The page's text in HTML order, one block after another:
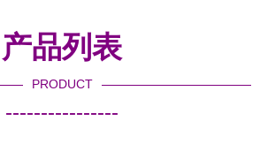
产品列表
PRODUCT
----------------